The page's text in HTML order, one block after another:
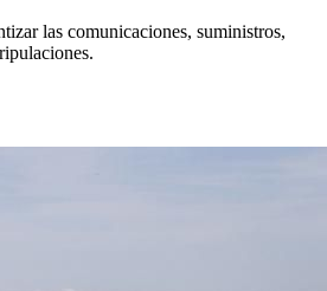
las comunicaciones, suministros,